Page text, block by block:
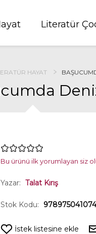
Literatür
HAYAT
Bu ürünü ilk yorumlayan siz
Yazar: Talat Kırış
Stok Kodu:
İstek listesine ekle